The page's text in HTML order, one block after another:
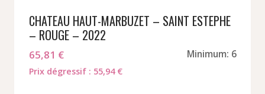
CHATEAU HAUT-MARBUZET – SAINT ESTEPHE
– ROUGE – 2022
65,81 € Minimum: 6
Prix dégressif : 55,94 €